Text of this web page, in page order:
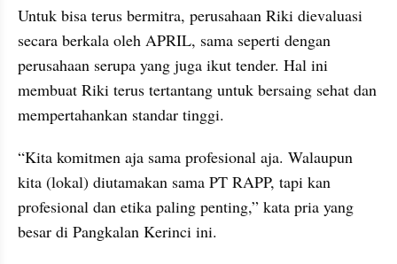
Untuk bisa terus bermitra, perusahaan Riki dievaluasi
secara berkala oleh APRIL, sama seperti dengan
perusahaan serupa yang juga ikut tender. Hal ini
membuat Riki terus tertantang untuk bersaing sehat dan
mempertahankan standar tinggi.
“Kita komitmen aja sama profesional aja. Walaupun
kita (lokal) diutamakan sama PT RAPP, tapi kan
profesional dan etika paling penting,” kata pria yang
besar di Pangkalan Kerinci ini.